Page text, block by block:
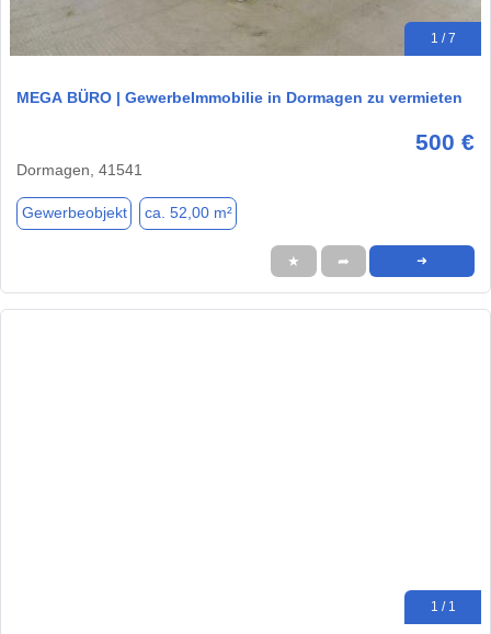
1 / 7
MEGA BÜRO | GewerbeImmobilie in Dormagen zu vermieten
500 €
Dormagen, 41541
Gewerbeobjekt ca. 52,00 m²
★ ➦ ➜
1 / 1